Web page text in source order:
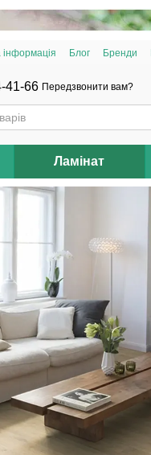
інформація Блог Бренди
41-66 Передзвонити вам?
Ламінат